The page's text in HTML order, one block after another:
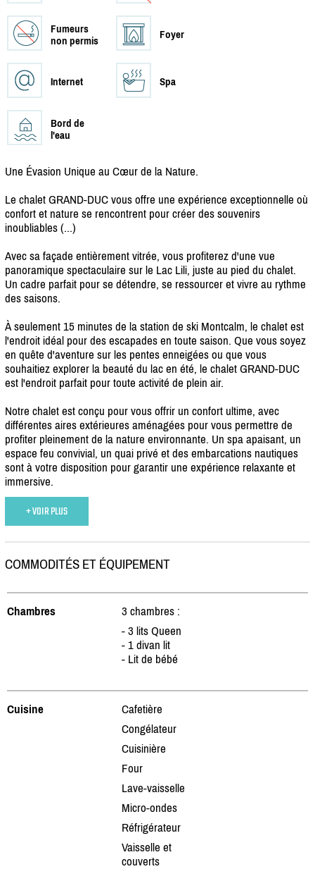
Fumeurs
non permis
Foyer
Internet Spa
Bord de
l'eau
Une Évasion Unique au Cœur de la Nature.
Le chalet GRAND-DUC vous offre une expérience exceptionnelle où
confort et nature se rencontrent pour créer des souvenirs
inoubliables (...)
Avec sa façade entièrement vitrée, vous profiterez d'une vue
panoramique spectaculaire sur le Lac Lili, juste au pied du chalet.
Un cadre parfait pour se détendre, se ressourcer et vivre au rythme
des saisons.
À seulement 15 minutes de la station de ski Montcalm, le chalet est
l'endroit idéal pour des escapades en toute saison. Que vous soyez
en quête d'aventure sur les pentes enneigées ou que vous
souhaitiez explorer la beauté du lac en été, le chalet GRAND-DUC
est l'endroit parfait pour toute activité de plein air.
Notre chalet est conçu pour vous offrir un confort ultime, avec
différentes aires extérieures aménagées pour vous permettre de
profiter pleinement de la nature environnante. Un spa apaisant, un
espace feu convivial, un quai privé et des embarcations nautiques
sont à votre disposition pour garantir une expérience relaxante et
immersive.
+ VOIR PLUS
COMMODITÉS ET ÉQUIPEMENT
Chambres
3 chambres :
- 3 lits Queen
- 1 divan lit
- Lit de bébé
Cuisine
Cafetière
Congélateur
Cuisinière
Four
Lave-vaisselle
Micro-ondes
Réfrigérateur
Vaisselle et
couverts